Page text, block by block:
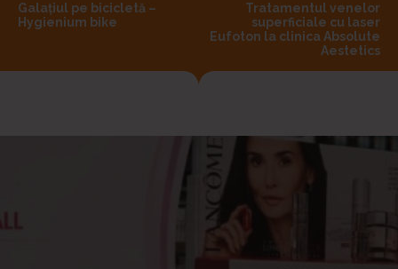
Galațiul pe bicicletă –
Hygienium bike
Tratamentul venelor
superficiale cu laser
Eufoton la clinica Absolute
Aestetics